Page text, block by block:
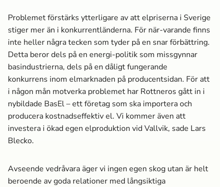
Problemet förstärks ytterligare av att elpriserna i Sverige
stiger mer än i konkurrentländerna. För när-varande finns
inte heller några tecken som tyder på en snar förbättring.
Detta beror dels på en energi-politik som missgynnar
basindustrierna, dels på en dåligt fungerande
konkurrens­ inom elmarknaden på producentsidan. För att
i någon mån motverka problemet har Rottneros gått in i
nybildade BasEl – ett företag som ska importera och
producera kostnadseffektiv el. Vi kommer även att
investera i ökad egen elproduktion vid Vallvik, sade Lars
Blecko.
Avseende vedråvara äger vi ingen egen skog utan är helt
beroende av goda relationer med långsiktiga